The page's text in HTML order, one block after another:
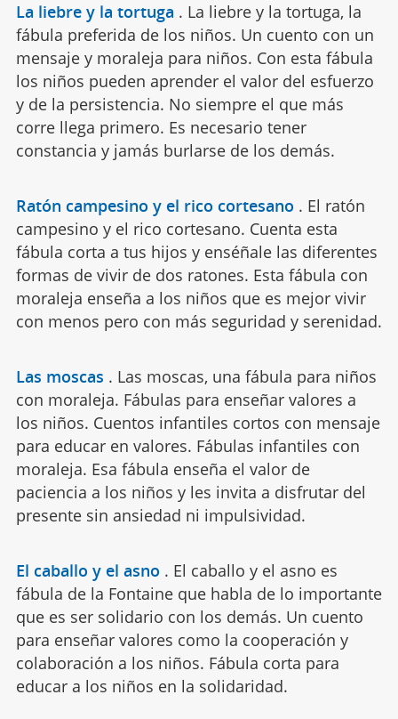
La liebre y la tortuga . La liebre y la tortuga, la
fábula preferida de los niños. Un cuento con un
mensaje y moraleja para niños. Con esta fábula
los niños pueden aprender el valor del esfuerzo
y de la persistencia. No siempre el que más
corre llega primero. Es necesario tener
constancia y jamás burlarse de los demás.
Ratón campesino y el rico cortesano . El ratón
campesino y el rico cortesano. Cuenta esta
fábula corta a tus hijos y enséñale las diferentes
formas de vivir de dos ratones. Esta fábula con
moraleja enseña a los niños que es mejor vivir
con menos pero con más seguridad y serenidad.
Las moscas . Las moscas, una fábula para niños
con moraleja. Fábulas para enseñar valores a
los niños. Cuentos infantiles cortos con mensaje
para educar en valores. Fábulas infantiles con
moraleja. Esa fábula enseña el valor de
paciencia a los niños y les invita a disfrutar del
presente sin ansiedad ni impulsividad.
El caballo y el asno . El caballo y el asno es
fábula de la Fontaine que habla de lo importante
que es ser solidario con los demás. Un cuento
para enseñar valores como la cooperación y
colaboración a los niños. Fábula corta para
educar a los niños en la solidaridad.